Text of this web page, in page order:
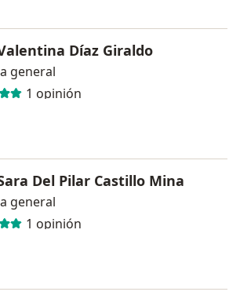
Díaz Giraldo
general
1 opinión
Del Pilar Castillo Mina
general
1 opinión